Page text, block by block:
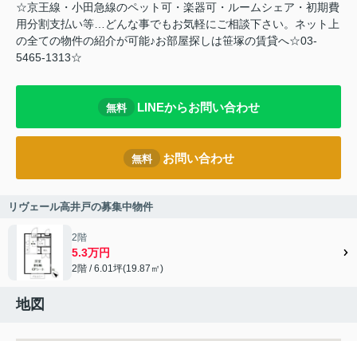
☆京王線・小田急線のペット可・楽器可・ルームシェア・初期費
用分割支払い等…どんな事でもお気軽にご相談下さい。ネット上
の全ての物件の紹介が可能♪お部屋探しは笹塚の賃貸へ☆03-
5465-1313☆
無料 LINEからお問い合わせ
無料 お問い合わせ
リヴェール高井戸の募集中物件
2階
5.3万円
2階 / 6.01坪(19.87㎡)
地図